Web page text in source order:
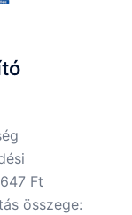
Ft
összege: